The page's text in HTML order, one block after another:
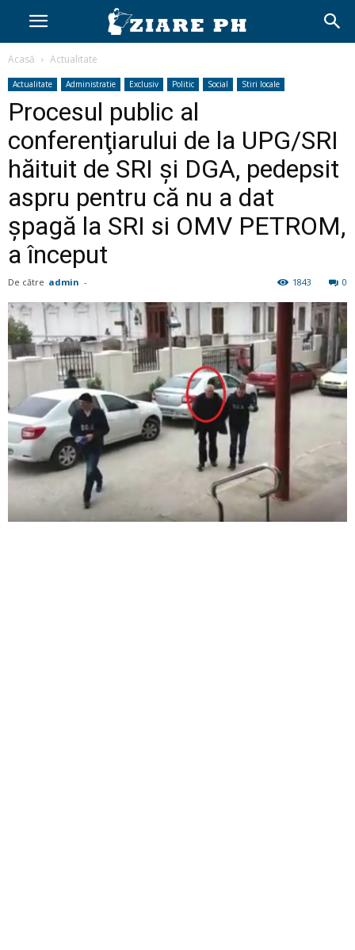
Acasă Actualitate
Actualitate Administratie Exclusiv Politic Social Stiri locale
Procesul public al
conferenţiarului de la UPG/SRI
hăituit de SRI şi DGA, pedepsit
aspru pentru că nu a dat
şpagă la SRI si OMV PETROM,
a început
De către admin - 0
1843